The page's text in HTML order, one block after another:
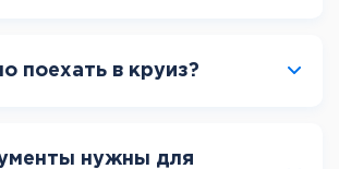
поехать в круиз?
нужны для